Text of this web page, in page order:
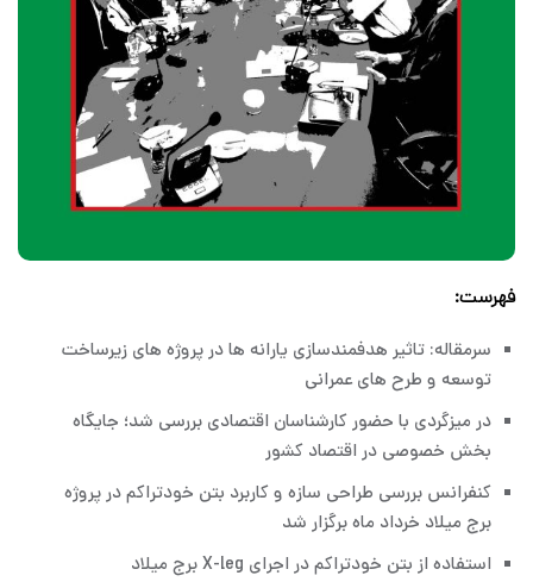
فهرست:
سرمقاله: تاثیر هدفمندسازی یارانه ها در پروژه های زیرساخت
توسعه و طرح های عمرانی
در میزگردی با حضور کارشناسان اقتصادی بررسی شد؛ جایگاه
بخش خصوصی در اقتصاد کشور
کنفرانس بررسی طراحی سازه و کاربرد بتن خودتراکم در پروژه
برج میلاد خرداد ماه برگزار شد
استفاده از بتن خودتراکم در اجرای X-leg برج میلاد